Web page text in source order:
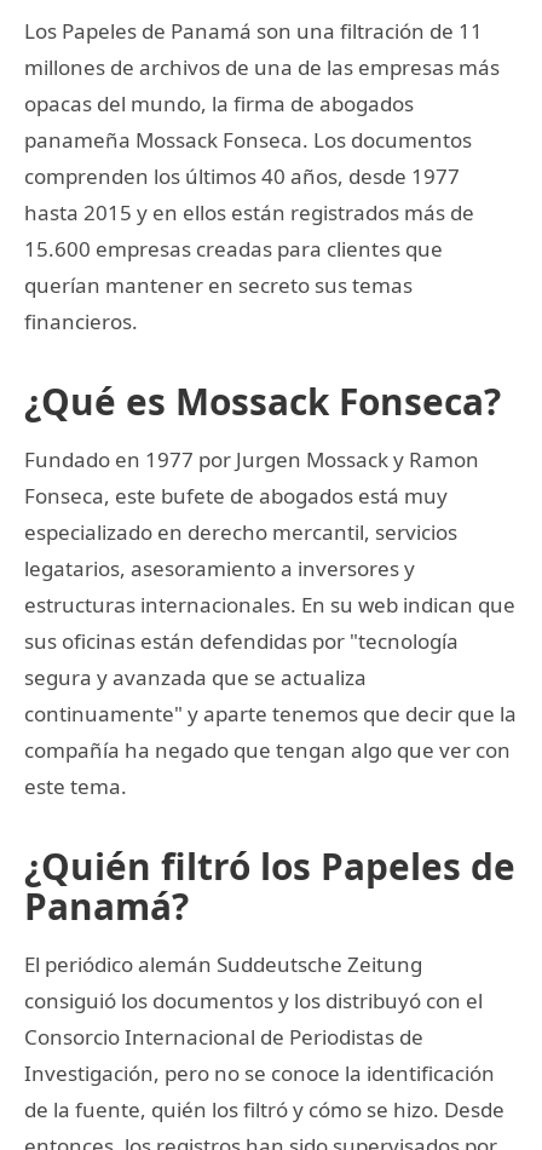
Los Papeles de Panamá son una filtración de 11
millones de archivos de una de las empresas más
opacas del mundo, la firma de abogados
panameña Mossack Fonseca. Los documentos
comprenden los últimos 40 años, desde 1977
hasta 2015 y en ellos están registrados más de
15.600 empresas creadas para clientes que
querían mantener en secreto sus temas
financieros.
¿Qué es Mossack Fonseca?
Fundado en 1977 por Jurgen Mossack y Ramon
Fonseca, este bufete de abogados está muy
especializado en derecho mercantil, servicios
legatarios, asesoramiento a inversores y
estructuras internacionales. En su web indican que
sus oficinas están defendidas por "tecnología
segura y avanzada que se actualiza
continuamente" y aparte tenemos que decir que la
compañía ha negado que tengan algo que ver con
este tema.
¿Quién filtró los Papeles de
Panamá?
El periódico alemán Suddeutsche Zeitung
consiguió los documentos y los distribuyó con el
Consorcio Internacional de Periodistas de
Investigación, pero no se conoce la identificación
de la fuente, quién los filtró y cómo se hizo. Desde